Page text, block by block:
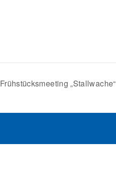
Frühstücksmeeting „Stallwache“